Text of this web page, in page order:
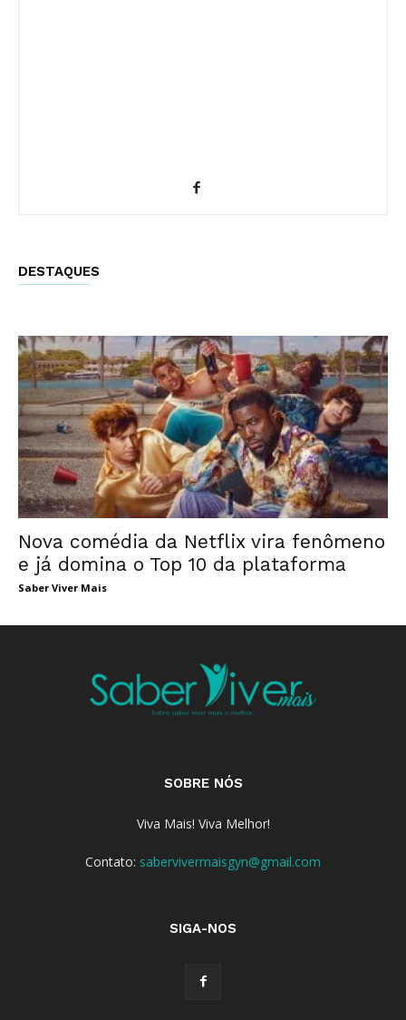
DESTAQUES
Nova comédia da Netflix vira fenômeno
e já domina o Top 10 da plataforma
Saber Viver Mais
SOBRE NÓS
Viva Mais! Viva Melhor!
Contato: sabervivermaisgyn@gmail.com
SIGA-NOS